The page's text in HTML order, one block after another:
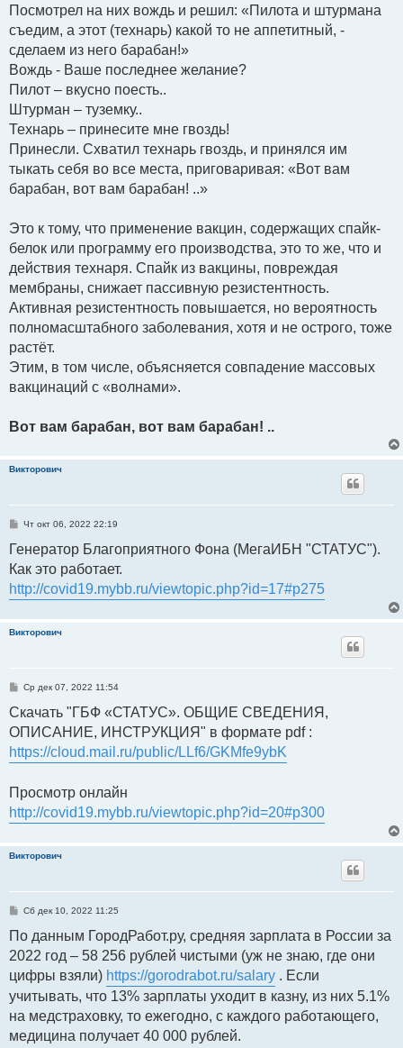
Посмотрел на них вождь и решил: «Пилота и штурмана
съедим, а этот (технарь) какой то не аппетитный, -
сделаем из него барабан!»
Вождь - Ваше последнее желание?
Пилот – вкусно поесть..
Штурман – туземку..
Технарь – принесите мне гвоздь!
Принесли. Схватил технарь гвоздь, и принялся им
тыкать себя во все места, приговаривая: «Вот вам
барабан, вот вам барабан! ..»
Это к тому, что применение вакцин, содержащих спайк-
белок или программу его производства, это то же, что и
действия технаря. Спайк из вакцины, повреждая
мембраны, снижает пассивную резистентность.
Активная резистентность повышается, но вероятность
полномасштабного заболевания, хотя и не острого, тоже
растёт.
Этим, в том числе, объясняется совпадение массовых
вакцинаций с «волнами».
Вот вам барабан, вот вам барабан! ..
Викторович
С
о
б
щ
е
н
и
Чт окт 06, 2022 22:19
Генератор Благоприятного Фона (МегаИБН "СТАТУС").
Как это работает.
http://covid19.mybb.ru/viewtopic.php?id=17#p275
Викторович
С
о
б
щ
е
н
и
Ср дек 07, 2022 11:54
Скачать "ГБФ «СТАТУС». ОБЩИЕ СВЕДЕНИЯ,
ОПИСАНИЕ, ИНСТРУКЦИЯ" в формате pdf :
https://cloud.mail.ru/public/LLf6/GKMfe9ybK
Просмотр онлайн
http://covid19.mybb.ru/viewtopic.php?id=20#p300
Викторович
С
о
б
щ
е
н
е
Сб дек 10, 2022 11:25
По данным ГородРабот.ру, средняя зарплата в России за
2022 год ‒ 58 256 рублей чистыми (уж не знаю, где они
цифры взяли) https://gorodrabot.ru/salary . Если
учитывать, что 13% зарплаты уходит в казну, из них 5.1%
на медстраховку, то ежегодно, с каждого работающего,
медицина получает 40 000 рублей.